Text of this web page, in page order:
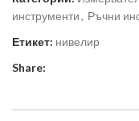
инструменти, Ръчни
Етикет: нивелир
Share: